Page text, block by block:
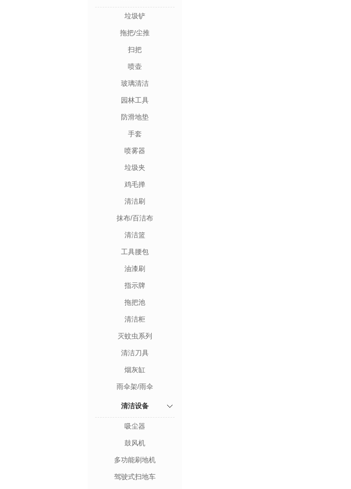
垃圾铲
拖把/尘推
扫把
喷壶
玻璃清洁
园林工具
防滑地垫
手套
喷雾器
垃圾夹
鸡毛掸
清洁刷
抹布/百洁布
清洁篮
工具腰包
油漆刷
指示牌
拖把池
清洁柜
灭蚊虫系列
清洁刀具
烟灰缸
雨伞架/雨伞
清洁设备
吸尘器
鼓风机
多功能刷地机
驾驶式扫地车